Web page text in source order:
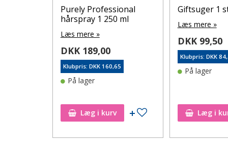
Purely Professional
hårspray 1 250 ml
Læs mere »
DKK 189,00
Klubpris: DKK 160,65
På lager
Læg i kurv Tilføj til ønskeseddel
Giftsuger 1
Læs mere »
DKK 99,50
Klubpris: DKK
På lager
Læg i